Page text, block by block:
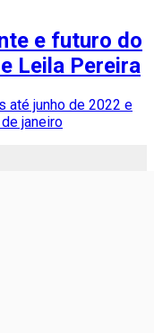
e futuro do
Leila Pereira
até junho de 2022 e
janeiro